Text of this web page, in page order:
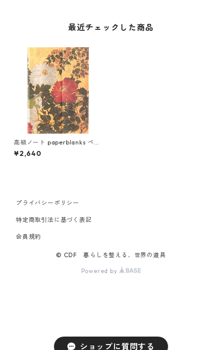
ショップに質問する
最近チェックした商品
高級ノート paperblanks ペー
パーブランクス MIDI ハードカ
バー 罫線 夏 琳派の花
¥2,640
プライバシーポリシー
特定商取引法に基づく表記
会員規約
© CDF 暮らしを整える、世界の道具
Powered by